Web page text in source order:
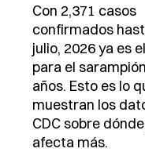
Con 2,371 casos
confirmados
julio, 2026 ya es
para el
años. Esto es lo
muestran los
CDC sobre
afecta más.